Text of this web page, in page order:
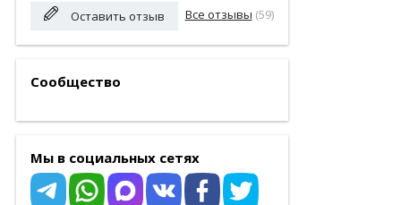
Оставить отзыв Все отзывы (59)
Сообщество
Мы в социальных сетях